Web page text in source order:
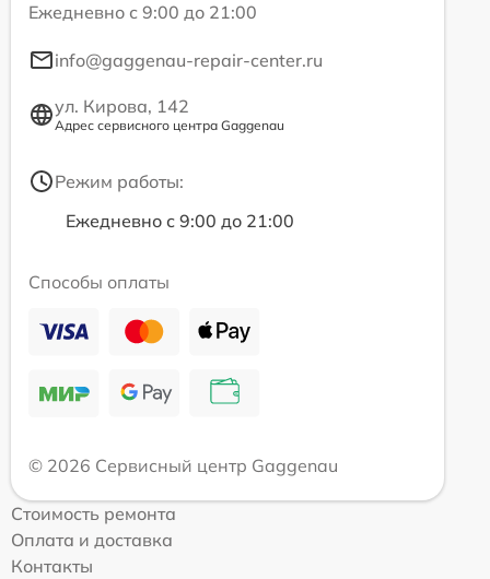
Ежедневно с 9:00 до 21:00
info@gaggenau-repair-center.ru
ул. Кирова, 142
Адрес сервисного центра Gaggenau
Режим работы:
Ежедневно с 9:00 до 21:00
Способы оплаты
© 2026 Сервисный центр Gaggenau
Стоимость ремонта
Оплата и доставка
Контакты